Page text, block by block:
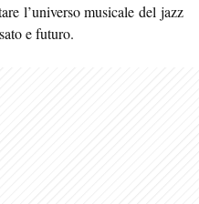
l’universo musicale del jazz
e futuro.